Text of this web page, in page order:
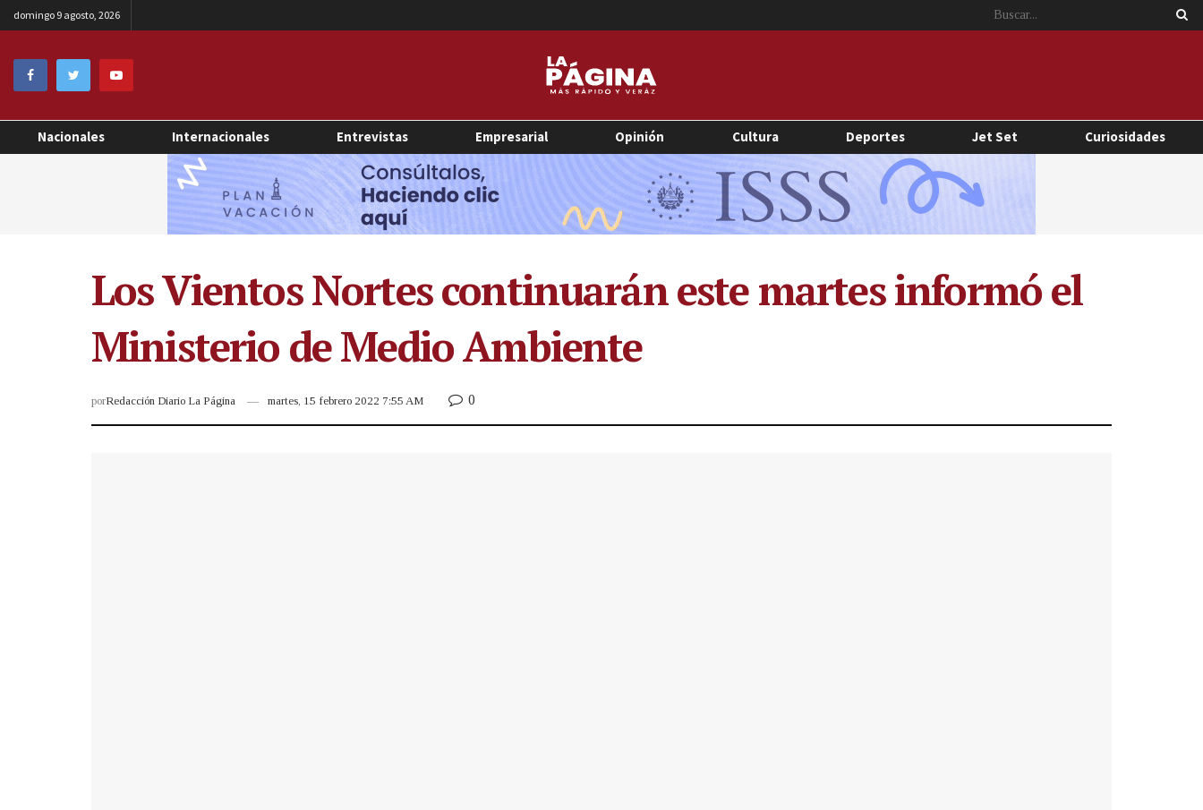
domingo 9 agosto, 2026
Nacionales Internacionales Entrevistas Empresarial Opinión Cultura Deportes Jet Set Curiosidades
Los Vientos Nortes continuarán este martes informó el
Ministerio de Medio Ambiente
porRedacción Diario La Página martes, 15 febrero 2022 7:55 AM 0